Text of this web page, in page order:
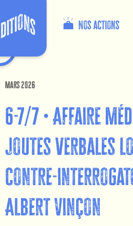
Nos actions
6-7/7 • Affaire
joutes verbales
contre-
Albert Vinçon
Mars 2026